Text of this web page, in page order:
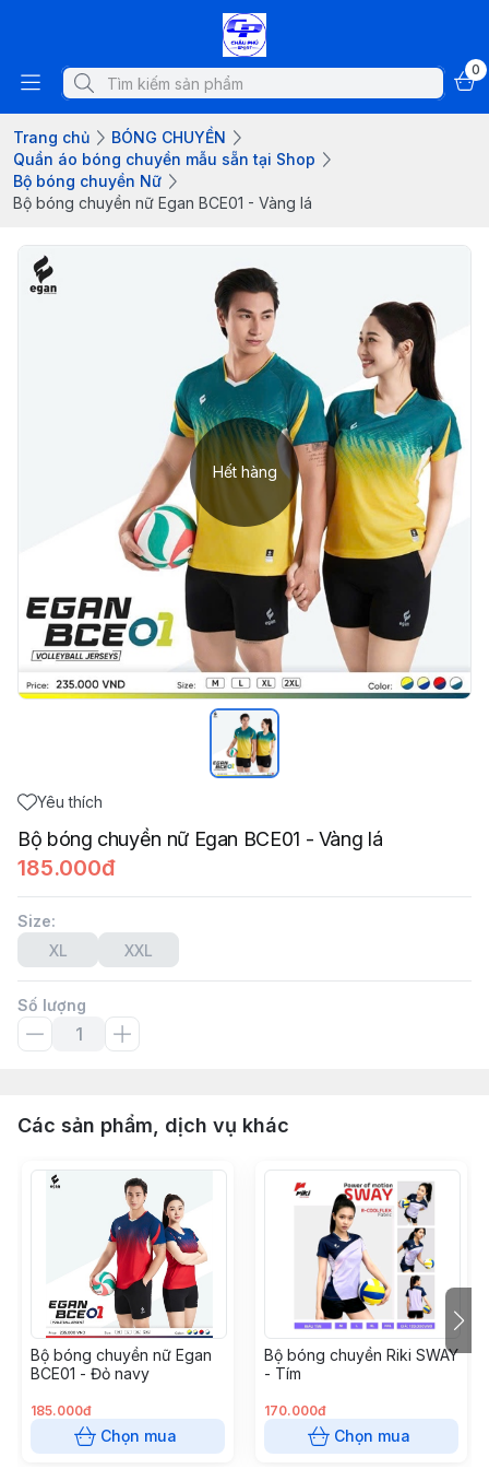
0
Trang chủ
BÓNG CHUYỀN
Quần áo bóng chuyền mẫu sẵn tại Shop
Bộ bóng chuyền Nữ
Bộ bóng chuyền nữ Egan BCE01 - Vàng lá
Hết hàng
Yêu thích
Bộ bóng chuyền nữ Egan BCE01 - Vàng lá
185.000đ
Size:
XL
XXL
Số lượng
Các sản phẩm, dịch vụ khác
Bộ bóng chuyền nữ Egan
BCE01 - Đỏ navy
185.000đ
Chọn mua
Bộ bóng chuyền Riki SWAY
- Tím
170.000đ
Chọn mua